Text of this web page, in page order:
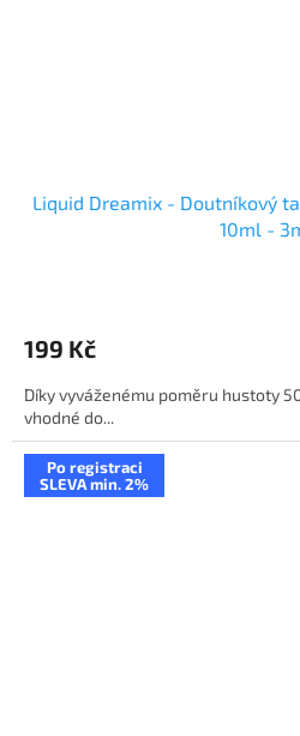
Liquid Dreamix - Doutníkový
10ml -
199 Kč
Díky vyváženému poměru hustoty
vhodné do...
Po registraci
SLEVA min. 2%